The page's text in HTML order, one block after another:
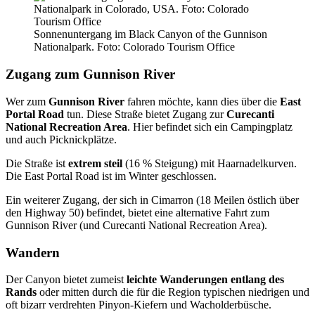
Sonnenuntergang im Black Canyon of the Gunnison
Nationalpark. Foto: Colorado Tourism Office
Zugang zum Gunnison River
Wer zum Gunnison River fahren möchte, kann dies über die East
Portal Road tun. Diese Straße bietet Zugang zurCurecanti
National Recreation Area. Hier befindet sich ein Campingplatz
und auch Picknickplätze.
Die Straße ist extrem steil (16 % Steigung) mit Haarnadelkurven.
Die East Portal Road ist im Winter geschlossen.
Ein weiterer Zugang, der sich in Cimarron (18 Meilen östlich über
den Highway 50) befindet, bietet eine alternative Fahrt zum
Gunnison River (und Curecanti National Recreation Area).
Wandern
Der Canyon bietet zumeist leichte Wanderungen entlang des
Rands oder mitten durch die für die Region typischen niedrigen und
oft bizarr verdrehten Pinyon-Kiefern und Wacholderbüsche.